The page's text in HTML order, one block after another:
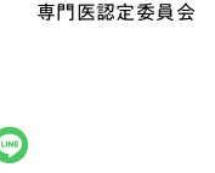
専門医認定委員会